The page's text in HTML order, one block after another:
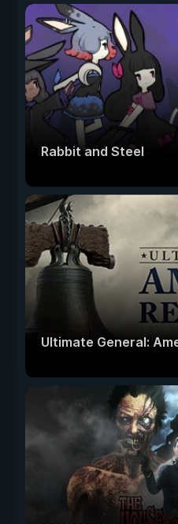
Rabbit and Steel
Ultimate General: